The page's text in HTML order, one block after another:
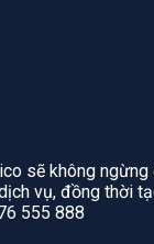
sẽ không
vụ, đồng thời
555 888